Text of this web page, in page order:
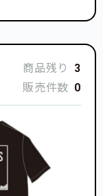
商品残り
3
販売件数 0